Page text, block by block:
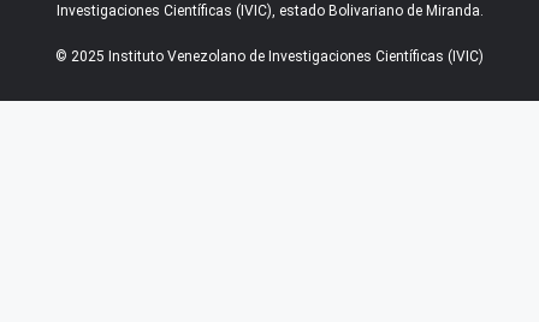
Investigaciones Científicas (IVIC), estado Bolivariano de Miranda.
© 2025 Instituto Venezolano de Investigaciones Científicas (IVIC)